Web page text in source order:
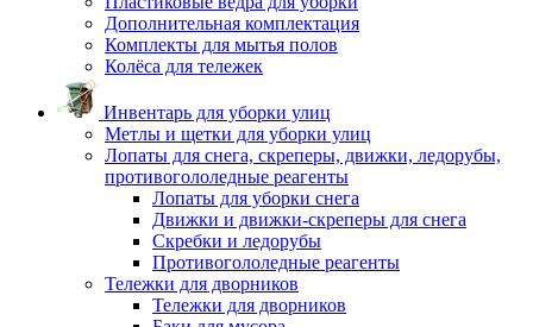
Дополнительная комплектация
Комплекты для мытья полов
Колёса для тележек
Инвентарь для уборки улиц
Метлы и щетки для уборки улиц
Лопаты для снега, скреперы, движки, ледорубы,
противогололедные реагенты
Лопаты для уборки снега
Движки и движки-скреперы для снега
Скребки и ледорубы
Противогололедные реагенты
Тележки для дворников
Тележки для дворников